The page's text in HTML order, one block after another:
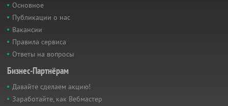
Основное
Публикации о нас
Вакансии
Правила сервиса
Ответы на вопросы
Бизнес-Партнёрам
Давайте сделаем акцию!
Заработайте, как Вебмастер